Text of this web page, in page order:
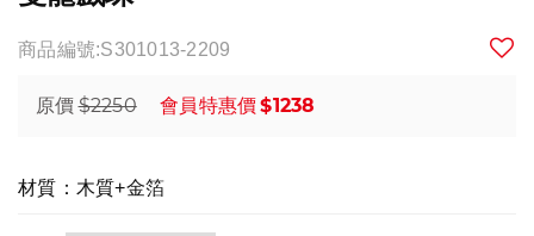
商品編號:S301013-2209
原價 $2250 會員特惠價$1238
材質：木質+金箔